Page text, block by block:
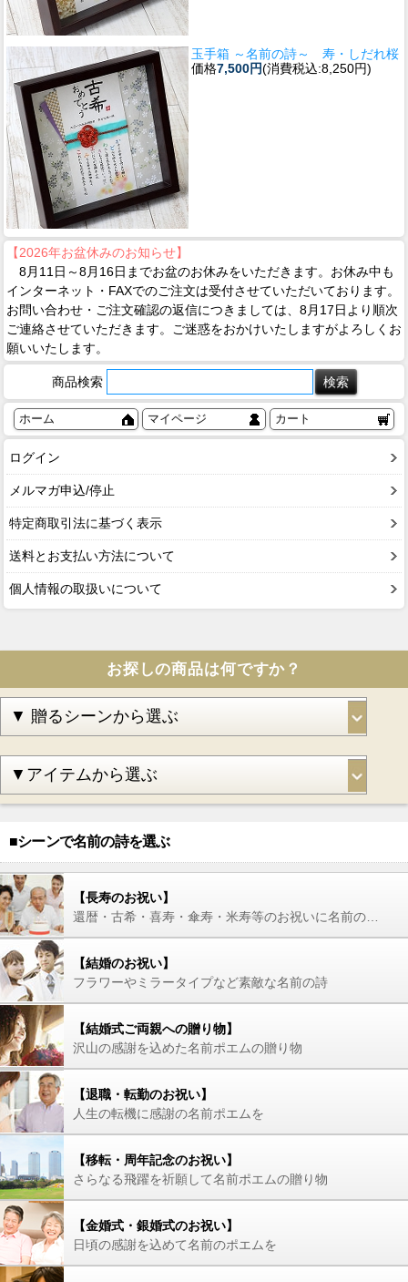
玉手箱 ～名前の詩～ 寿・しだれ桜
価格7,500円(消費税込:8,250円)
【2026年お盆休みのお知らせ】
8月11日～8月16日までお盆のお休みをいただきます。お休み中も
インターネット・FAXでのご注文は受付させていただいております。
お問い合わせ・ご注文確認の返信につきましては、8月17日より順次
ご連絡させていただきます。ご迷惑をおかけいたしますがよろしくお
願いいたします。
商品検索
ホーム マイページ カート
ログイン
メルマガ申込/停止
特定商取引法に基づく表示
送料とお支払い方法について
個人情報の取扱いについて
お探しの商品は何ですか？
■シーンで名前の詩を選ぶ
【長寿のお祝い】
【結婚のお祝い】
フラワーやミラータイプなど素敵な名前の詩
【結婚式ご両親への贈り物】
沢山の感謝を込めた名前ポエムの贈り物
【退職・転勤のお祝い】
人生の転機に感謝の名前ポエムを
【移転・周年記念のお祝い】
さらなる飛躍を祈願して名前ポエムの贈り物
【金婚式・銀婚式のお祝い】
日頃の感謝を込めて名前のポエムを